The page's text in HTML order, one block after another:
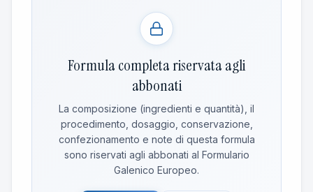
Formula completa riservata agli
abbonati
La composizione (ingredienti e quantità), il
procedimento, dosaggio, conservazione,
confezionamento e note di questa formula
sono riservati agli abbonati al Formulario
Galenico Europeo.